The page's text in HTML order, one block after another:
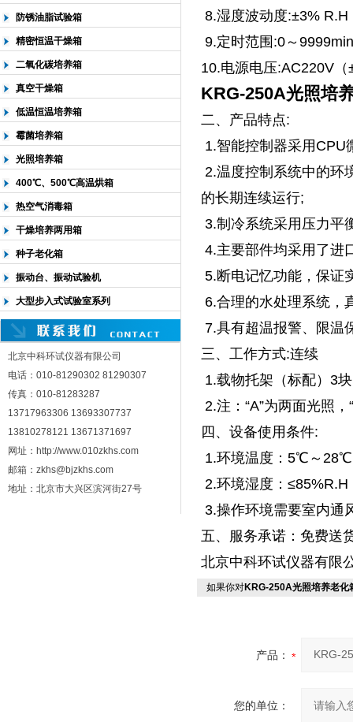
防锈油脂试验箱
精密恒温干燥箱
二氧化碳培养箱
真空干燥箱
低温恒温培养箱
霉菌培养箱
光照培养箱
400℃、500℃高温烘箱
热空气消毒箱
干燥培养两用箱
种子老化箱
振动台、振动试验机
大型步入式试验室系列
北京中科环试仪器有限公司
电话：010-81290302 81290307
传真：010-81283287
13717963306 13693307737
13810278121 13671371697
网址：http://www.010zkhs.com
邮箱：zkhs@bjzkhs.com
地址：北京市大兴区滨河街27号
8.湿度波动度:±3% R.H
9.定时范围:0～9999min
10.电源电压:AC220V
KRG-250A光照培
二、产品特点:
1.智能控制器采用CPU
2.温度控制系统中的环
的长期连续运行;
3.制冷系统采用压力平
4.主要部件均采用了进
5.断电记忆功能，保证
6.合理的水处理系统，
7.具有超温报警、限温
三、工作方式:连续
1.载物托架（标配）3
2.注：“A”为两面光照
四、设备使用条件:
1.环境温度：5℃～
2.环境湿度：≤85%R.H
3.操作环境需要室内通
五、服务承诺：免费送
北京中科环试仪器有限
如果你对KRG-250A光照培养老化
产品：
您的单位：